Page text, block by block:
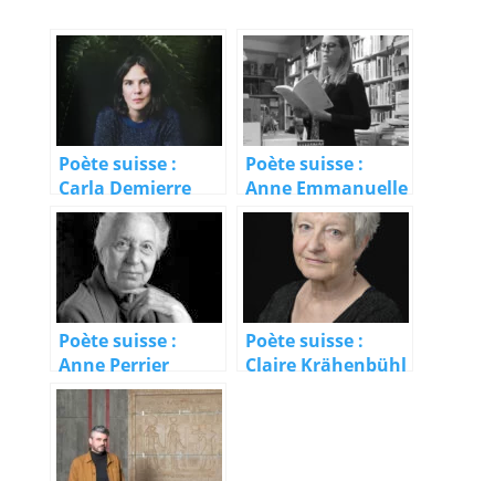
Poète suisse :
Carla Demierre
Poète suisse :
Anne Emmanuelle
Volterra
Poète suisse :
Anne Perrier
Poète suisse :
Claire Krähenbühl